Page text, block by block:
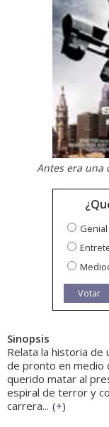
Antes era una
Genial
Votar
Sinopsis
Relata la historia
de pronto en medio
querido matar al
espiral de terror y
carrera... (+)